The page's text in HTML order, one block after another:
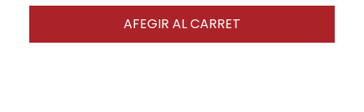
AFEGIR AL CARRET